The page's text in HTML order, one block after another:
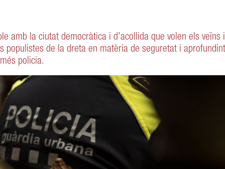
amb la ciutat democràtica i d'acollida que volen els veïns i
populistes de la dreta en matèria de seguretat i
policia.